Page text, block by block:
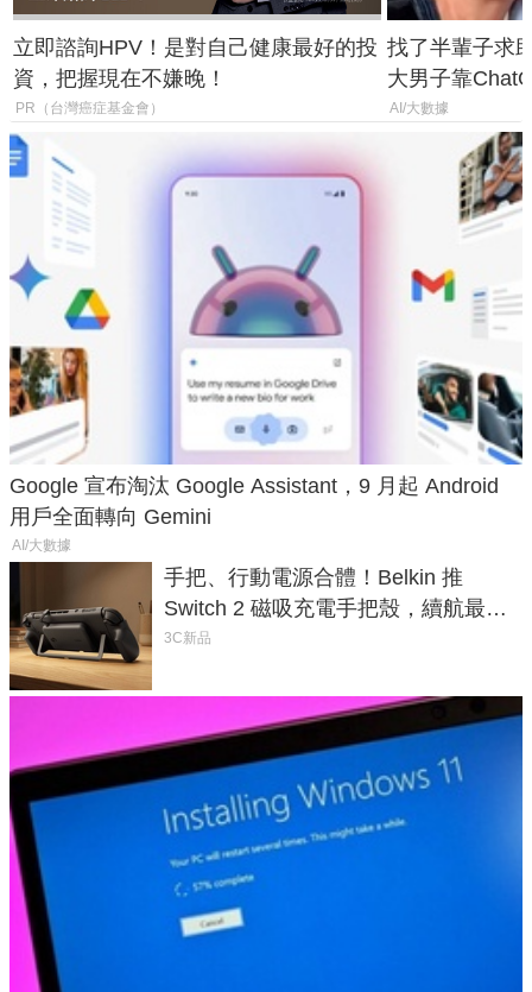
立即諮詢HPV！是對自己健康最好的投
資，把握現在不嫌晚！
PR（台灣癌症基金會）
找了半輩子求
大男子靠
年家人
AI/大數據
Google 宣布淘汰 Google Assistant，9 月起 Android
用戶全面轉向 Gemini
AI/大數據
手把、行動電源合體！Belkin 推
Switch 2 磁吸充電手把殼，續航最高
延長 1.5 倍
3C新品